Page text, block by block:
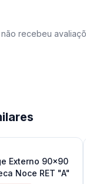
recebeu
Externo 90x90
Noce RET "A"